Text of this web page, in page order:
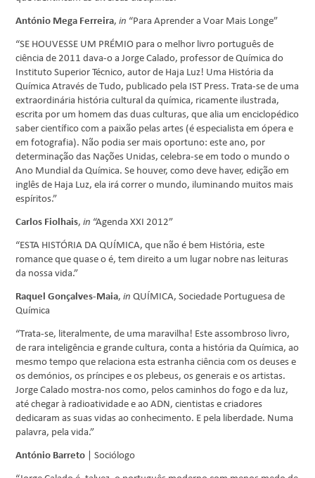
António Mega Ferreira,in “Para Aprender a Voar Mais Longe”
“SE HOUVESSE UM PRÉMIO para o melhor livro português de
ciência de 2011 dava-o a Jorge Calado, professor de Química do
Instituto Superior Técnico, autor de Haja Luz! Uma História da
Química Através de Tudo, publicado pela IST Press. Trata-se de uma
extraordinária história cultural da química, ricamente ilustrada,
escrita por um homem das duas culturas, que alia um enciclopédico
saber científico com a paixão pelas artes (é especialista em ópera e
em fotografia). Não podia ser mais oportuno: este ano, por
determinação das Nações Unidas, celebra-se em todo o mundo o
Ano Mundial da Química. Se houver, como deve haver, edição em
inglês de Haja Luz, ela irá correr o mundo, iluminando muitos mais
espíritos.”
Carlos Fiolhais, in “Agenda XXI 2012”
“ESTA HISTÓRIA DA QUÍMICA, que não é bem História, este
romance que quase o é, tem direito a um lugar nobre nas leituras
da nossa vida.”
Raquel Gonçalves-Maia,in QUÍMICA, Sociedade Portuguesa de
Química
“Trata-se, literalmente, de uma maravilha! Este assombroso livro,
de rara inteligência e grande cultura, conta a história da Química, ao
mesmo tempo que relaciona esta estranha ciência com os deuses e
os demónios, os príncipes e os plebeus, os generais e os artistas.
Jorge Calado mostra-nos como, pelos caminhos do fogo e da luz,
até chegar à radioatividade e ao ADN, cientistas e criadores
dedicaram as suas vidas ao conhecimento. E pela liberdade. Numa
palavra, pela vida.”
António Barreto | Sociólogo